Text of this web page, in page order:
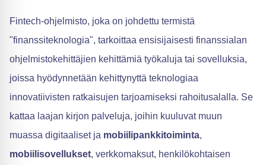
Fintech-ohjelmisto, joka on johdettu termistä
"finanssiteknologia", tarkoittaa ensisijaisesti finanssialan
ohjelmistokehittäjien kehittämiä työkaluja tai sovelluksia,
joissa hyödynnetään kehittynyttä teknologiaa
innovatiivisten ratkaisujen tarjoamiseksi rahoitusalalla. Se
kattaa laajan kirjon palveluja, joihin kuuluvat muun
muassa digitaaliset ja mobiilipankkitoiminta,
mobiilisovellukset, verkkomaksut, henkilökohtaisen